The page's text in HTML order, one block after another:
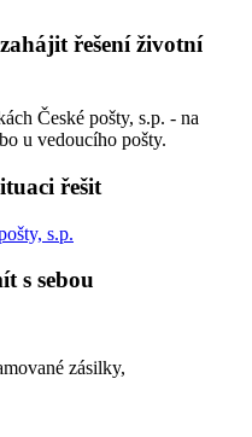
řešení životní
České pošty, s.p. - na
u vedoucího pošty.
řešit
s.p.
s sebou
zásilky,